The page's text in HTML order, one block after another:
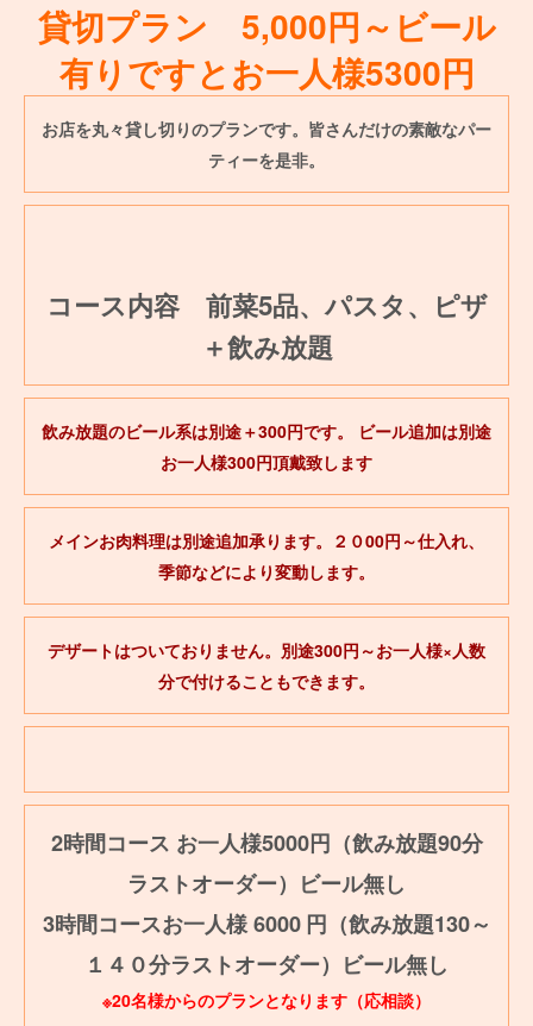
貸切プラン 5,000円～ビール
有りですとお一人様5300円
お店を丸々貸し切りのプランです。皆さんだけの素敵なパー
ティーを是非。
コース内容 前菜5品、パスタ、ピザ
＋飲み放題
飲み放題のビール系は別途＋300円です。
ビール追加は別途
お一人様300円頂戴致します
メインお肉料理は別途追加承ります。２０00円～仕入れ、
季節などにより変動します。
デザートはついておりません。別途300円～お一人様×人数
分で付けることもできます。
2時間コース お一人様5000円（飲み放題90分
ラストオーダー）ビール無し
3時間コースお一人様 6000 円（飲み放題130～
１４０分ラストオーダー）ビール無し
※20名様からのプランとなります（応相談）